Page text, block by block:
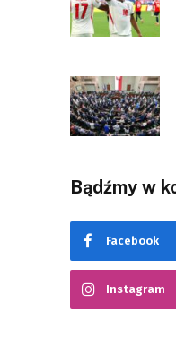
Bądźmy w
Facebook
Instagram